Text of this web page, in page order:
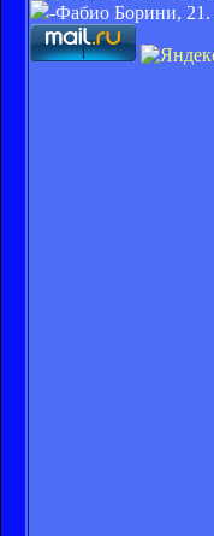
-Фабио Борини, 21.